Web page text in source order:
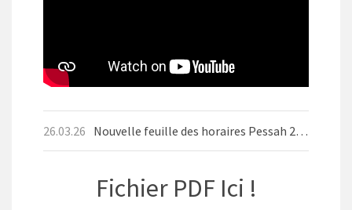
26.03.26 Nouvelle feuille des horaires Pessah 2026
Fichier PDF Ici !